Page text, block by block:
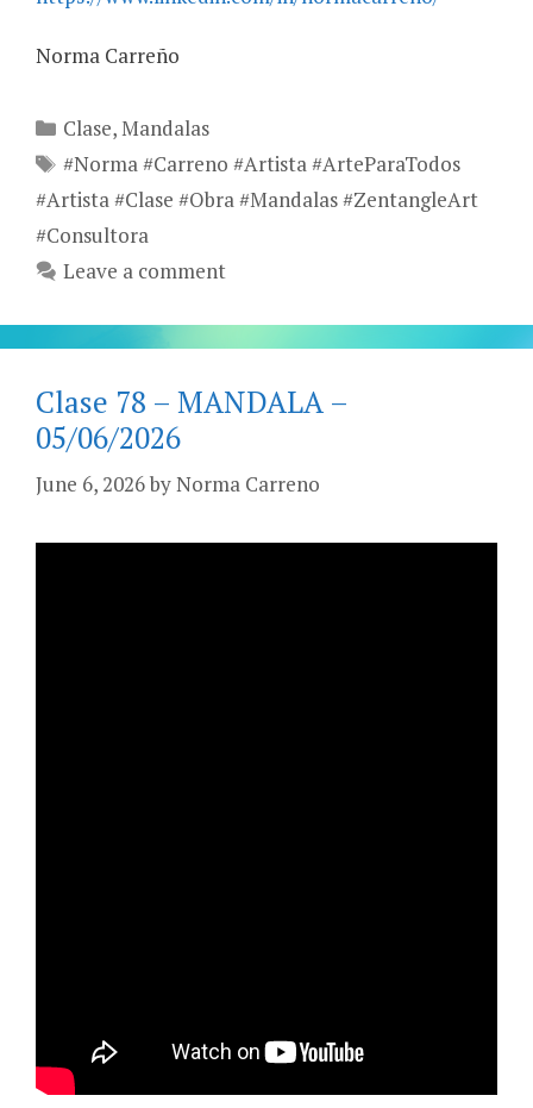
Norma Carreño
Categories
Clase,Mandalas
Tags
#Norma #Carreno #Artista #ArteParaTodos
#Artista #Clase #Obra #Mandalas #ZentangleArt
#Consultora
Leave a comment
Clase 78 – MANDALA –
05/06/2026
June 6, 2026byNorma Carreno